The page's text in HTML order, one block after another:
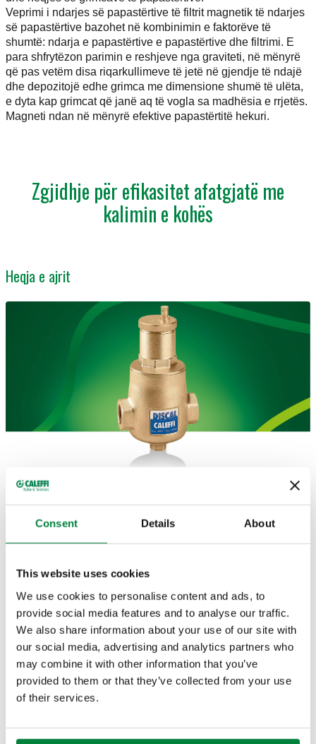
Consent Details About
This website uses cookies
We use cookies to personalise content and ads, to
provide social media features and to analyse our traffic.
We also share information about your use of our site with
our social media, advertising and analytics partners who
may combine it with other information that you’ve
provided to them or that they’ve collected from your use
of their services.
Veprimi i ndarjes së papastërtive të filtrit magnetik të ndarjes
së papastërtive bazohet në kombinimin e faktorëve të
shumtë: ndarja e papastërtive e papastërtive dhe filtrimi. E
para shfrytëzon parimin e reshjeve nga graviteti, në mënyrë
që pas vetëm disa riqarkullimeve të jetë në gjendje të ndajë
dhe depozitojë edhe grimca me dimensione shumë të ulëta,
e dyta kap grimcat që janë aq të vogla sa madhësia e rrjetës.
Magneti ndan në mënyrë efektive papastërtitë hekuri.
Zgjidhje për efikasitet afatgjatë me
kalimin e kohës
Heqja e ajrit
të jetë serioz, si për përdoruesit ashtu edhe për
komponentët:
Shkalla të pamjaftueshme të rrjedhës
Bllokim total të qarkullimit
Shkëmbim i dobët i nxehtësisë midis terminaleve
të shkarkimit dhe mjedisit
Korrozioni i sistemit
Kavitacioni
përkohshme që nuk janë shumë efektive.